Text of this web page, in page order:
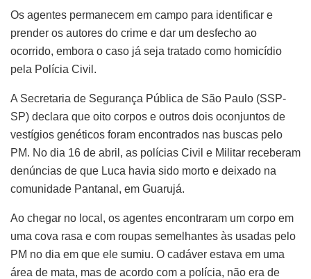
Os agentes permanecem em campo para identificar e
prender os autores do crime e dar um desfecho ao
ocorrido, embora o caso já seja tratado como homicídio
pela Polícia Civil.
A Secretaria de Segurança Pública de São Paulo (SSP-
SP) declara que oito corpos e outros dois oconjuntos de
vestígios genéticos foram encontrados nas buscas pelo
PM. No dia 16 de abril, as polícias Civil e Militar receberam
denúncias de que Luca havia sido morto e deixado na
comunidade Pantanal, em Guarujá.
Ao chegar no local, os agentes encontraram um corpo em
uma cova rasa e com roupas semelhantes às usadas pelo
PM no dia em que ele sumiu. O cadáver estava em uma
área de mata, mas de acordo com a polícia, não era de